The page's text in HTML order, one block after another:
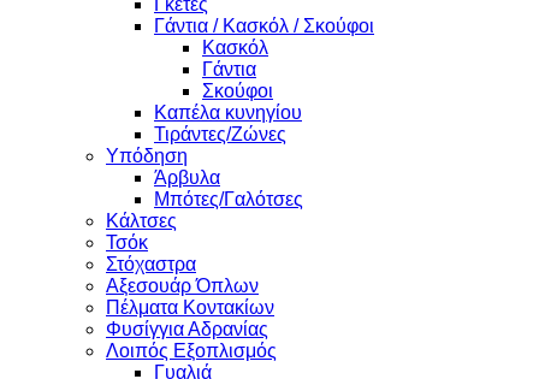
Γκέτες
Γάντια / Κασκόλ / Σκούφοι
Κασκόλ
Γάντια
Σκούφοι
Καπέλα κυνηγίου
Τιράντες/Ζώνες
Υπόδηση
Άρβυλα
Μπότες/Γαλότσες
Κάλτσες
Τσόκ
Στόχαστρα
Αξεσουάρ Όπλων
Πέλματα Κοντακίων
Φυσίγγια Αδρανίας
Λοιπός Εξοπλισμός
Γυαλιά